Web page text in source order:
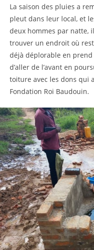
La saison des pluies a
pleut dans leur local, et
deux hommes par natte,
trouver un endroit où
déjà déplorable en
d’aller de l’avant en
toiture avec les dons qui
Fondation Roi Baudouin.